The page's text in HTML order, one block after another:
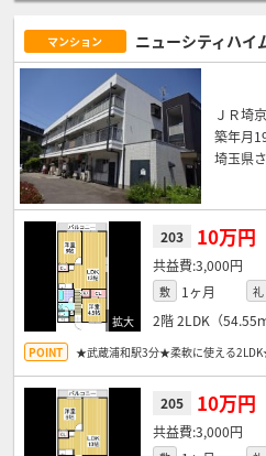
マンション ニューシティハイ
ＪＲ埼
築年月
埼玉県
203 10万円
3,000円
敷 1ヶ月 礼
2階2LDK（54.55
★武蔵浦和駅3分★柔軟に使える
205 10万円
3,000円